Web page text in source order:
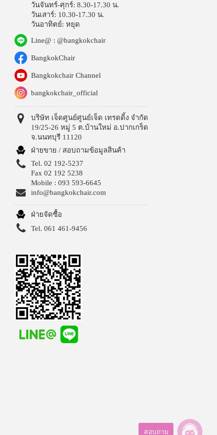
วันจันทร์-ศุกร์: 8.30-17.30 น.
วันเสาร์: 10.30-17.30 น.
วันอาทิตย์: หยุด
Line@ : @bangkokchair
BangkokChair
Bangkokchair Channel
bangkokchair_official
บริษัท เจ็ดศูนย์ศูนย์เจ็ด เทรดดิ้ง จำกัด
19/25-26 หมู่ 5 ต.บ้านใหม่ อ.ปากเกร็ด
จ.นนทบุรี 11120
ฝ่ายขาย / สอบถามข้อมูลสินค้า
Tel. 02 192-5237
Fax 02 192 5238
Mobile : 093 593-6645
info@bangkokchair.com
ฝ่ายจัดซื้อ
Tel. 061 461-9456
สอบถาม